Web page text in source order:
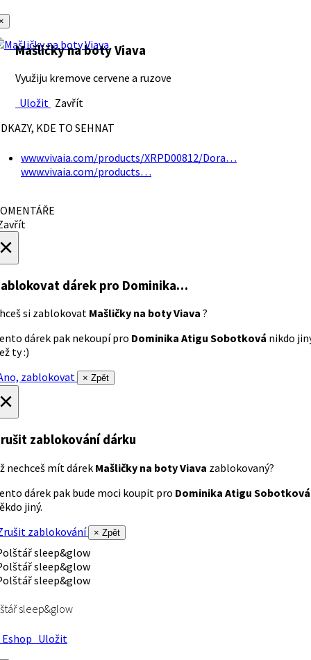
Mašličky na boty Viava
Využiju kremove cervene a ruzove
Uložit Zavřít
KDE TO SEHNAT
www.vivaia.com/products/XRPD00812/Dora…
www.vivaia.com/products…
dárek pro Dominika…
si zablokovat Mašličky na boty Viava ?
dárek pak nekoupí pro Dominika Atigu Sobotková nikdo
ty :)
zablokovat
× Zpět
zablokování dárku
nechceš mít dárek Mašličky na boty Viava zablokovaný?
dárek pak bude moci koupit pro Dominika Atigu Sobotková
jiný.
zablokování
× Zpět
sleep&glow
Uložit